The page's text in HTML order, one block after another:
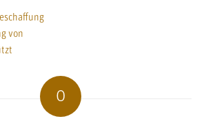
von
0